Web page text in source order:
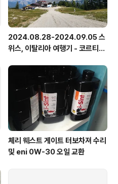
2024.08.28-2024.09.05 스
위스, 이탈리아 여행기 - 코르티나
스
체리 웨스트 게이트 터보차져 수리
및 eni 0W-30 오일 교환